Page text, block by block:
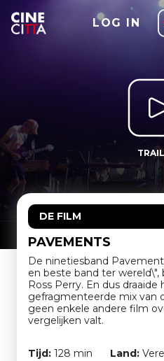
LOG IN
DE FILM
PAVEMENTS
De ninetiesband
en beste band ter
Ross Perry. En dus
gefragmenteerde mix van
geen enkele andere film
vergelijken valt.
Tijd: 128 min Land: